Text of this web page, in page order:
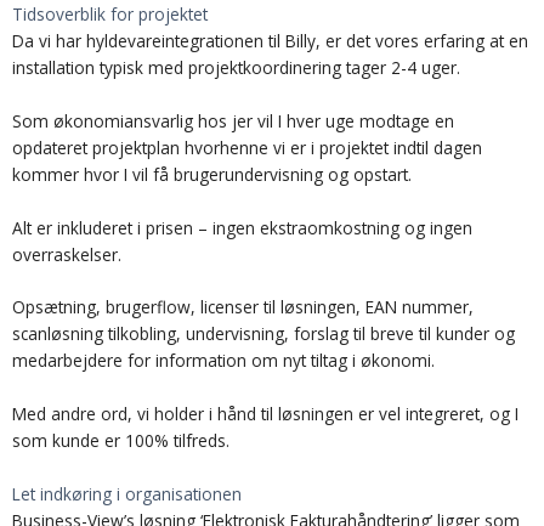
Tidsoverblik for projektet
Da vi har hyldevareintegrationen til Billy, er det vores erfaring at en
installation typisk med projektkoordinering tager 2-4 uger.
Som økonomiansvarlig hos jer vil I hver uge modtage en
opdateret projektplan hvorhenne vi er i projektet indtil dagen
kommer hvor I vil få brugerundervisning og opstart.
Alt er inkluderet i prisen – ingen ekstraomkostning og ingen
overraskelser.
Opsætning, brugerflow, licenser til løsningen, EAN nummer,
scanløsning tilkobling, undervisning, forslag til breve til kunder og
medarbejdere for information om nyt tiltag i økonomi.
Med andre ord, vi holder i hånd til løsningen er vel integreret, og I
som kunde er 100% tilfreds.
Let indkøring i organisationen
Business-View’s løsning ‘Elektronisk Fakturahåndtering’ ligger som